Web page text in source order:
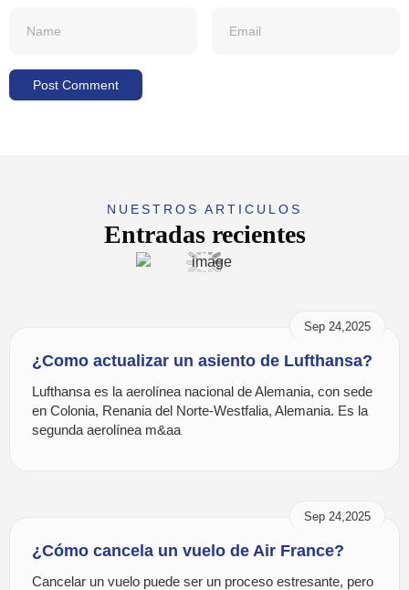
NUESTROS ARTICULOS
Entradas recientes
Sep 24,2025
¿Como actualizar un asiento de Lufthansa?
Lufthansa es la aerolínea nacional de Alemania, con sede
en Colonia, Renania del Norte-Westfalia, Alemania. Es la
segunda aerolínea m&aa
Sep 24,2025
¿Cómo cancela un vuelo de Air France?
Cancelar un vuelo puede ser un proceso estresante, pero